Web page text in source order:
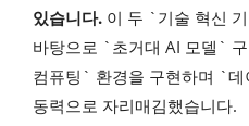
있습니다. 이 두 `기술 혁신
바탕으로 `초거대 AI 모델`
컴퓨팅` 환경을 구현하며 `
동력으로 자리매김했습니다.